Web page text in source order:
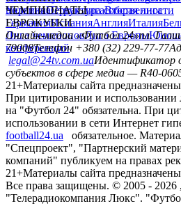
политикаСтруктура собственности
УкраинаПервая лигаВторая лига
ЧЕМПИОНАТЫ
ГерманияИспанияАнглияИталия
ЕВРОКУБКИ
Лига чемпионовЛига Европы
конференций
Онлайн-медиа «Футбол 24»пл.
79008Телефон +380 (32) 229-77-77
legal@24tv.com.uaИдентификатор
субъектов в сфере медиа — R40-
21+Материалы сайта
При цитировании и использовании
на "Футбол 24" обязательна. При
использовании в сети Интернет
football24.ua
обязательное.
"Спецпроект", "Партнерский
компаний" публикуем на правах
21+Материалы сайта
Все права защищены. © 2005 - 2026
"Телерадиокомпания Люкс".